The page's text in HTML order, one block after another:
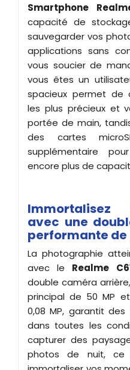
Smartphone
capacité de
sauvegarder vos
applications sans
vous soucier de
vous êtes un
spacieux permet de
les plus précieux et
portée de main,
des cartes
supplémentaire
encore plus de
avec une
performante de
La photographie
avec le Realme
double caméra
principal de 50 MP
0,08 MP, garantit
dans toutes les
capturer des
photos de nuit, ce